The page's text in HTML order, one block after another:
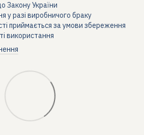
Закону України
у разі виробничого браку
приймається за умови збереження
використання